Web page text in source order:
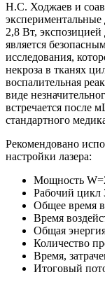
Н.С. Ходжаев и
2,8 Вт,
является
исследования,
некроза в тканях
воспалительная
виде
встречается после
стандартного
Рекомендовано
настройки лазера:
Мощность
Рабочий цикл
Общее время
Время
Общая
Количество
Время,
Итоговый